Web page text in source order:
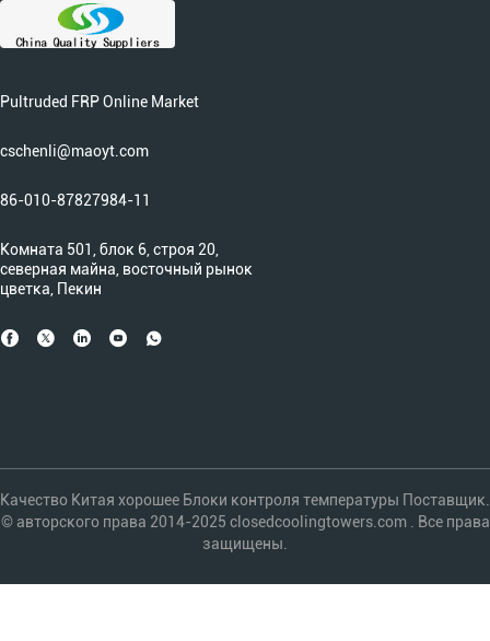
Pultruded FRP Online Market
cschenli@maoyt.com
86-010-87827984-11
Комната 501, блок 6, строя 20,
северная майна, восточный рынок
цветка, Пекин
Качество Китая хорошее Блоки контроля температуры Поставщик.
© авторского права 2014-2025 closedcoolingtowers.com . Все права
защищены.